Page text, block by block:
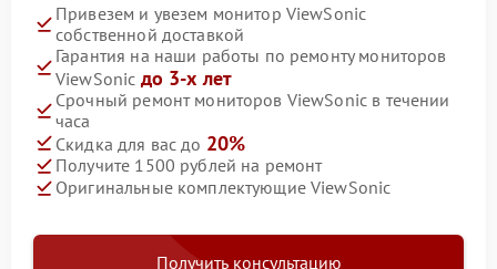
Привезем и увезем монитор ViewSonic
собственной доставкой
Гарантия на наши работы по ремонту мониторов
ViewSonic до 3-х лет
Срочный ремонт мониторов ViewSonic в течении
часа
Скидка для вас до 20%
Получите 1500 рублей на ремонт
Оригинальные комплектующие ViewSonic
Получить консультацию